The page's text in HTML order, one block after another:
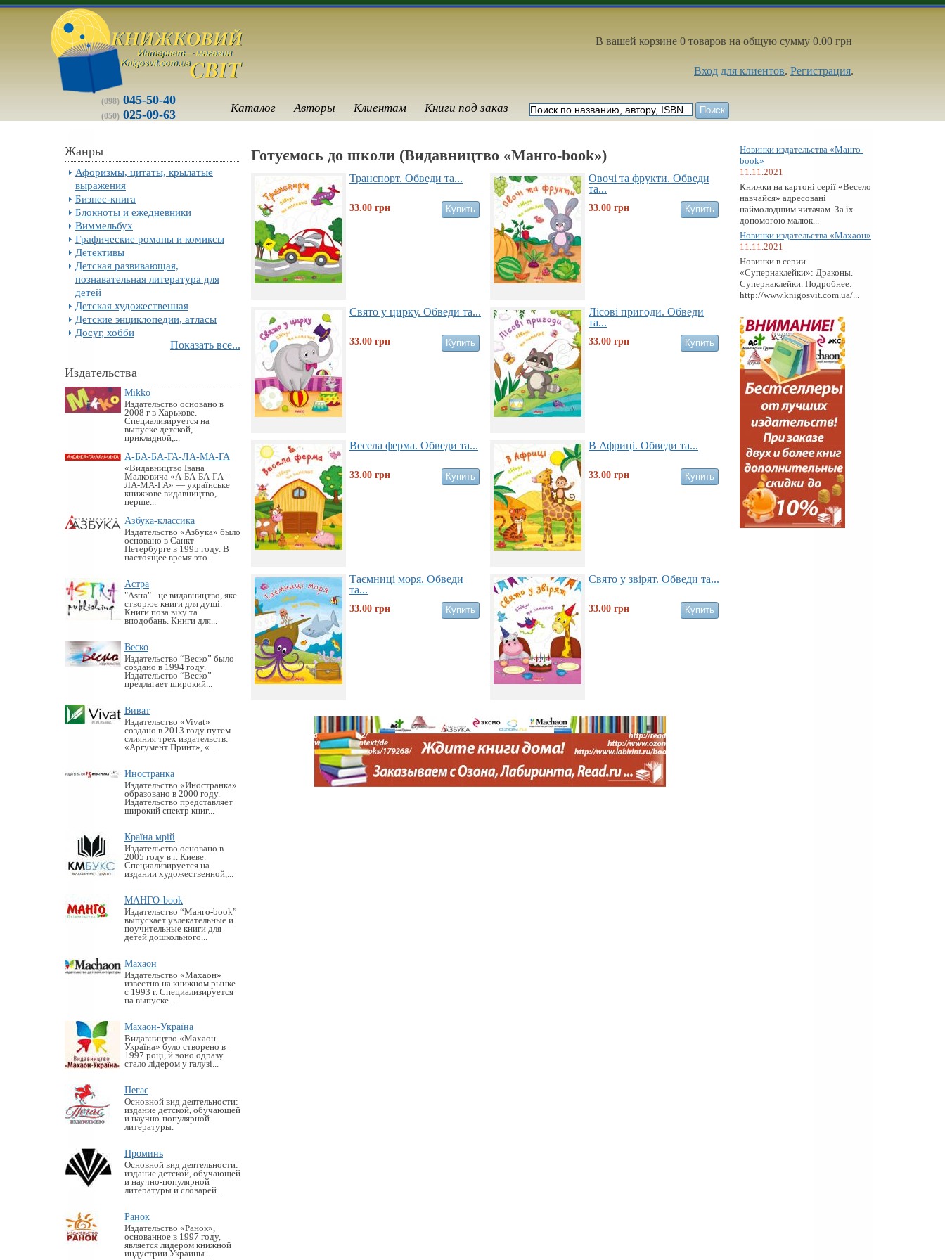
Вход для клиентов. Регистрация.
(098) 045-50-40
(050) 025-09-63
В вашей корзине 0 товаров на общую сумму 0.00 грн
Каталог Авторы Клиентам Книги под заказ
Жанры
Афоризмы, цитаты, крылатые
выражения
Бизнес-книга
Блокноты и ежедневники
Виммельбух
Графические романы и комиксы
Детективы
Детская развивающая,
познавательная литература для
детей
Детская художественная
Детские энциклопедии, атласы
Досуг, хобби
Показать все...
Издательства
Mikko
Издательство основано в
2008 г в Харькове.
Специализируется на
выпуске детской,
прикладной,...
А-БА-БА-ГА-ЛА-МА-ГА
«Видавництво Івана
Малковича «А-БА-БА-ГА-
ЛА-МА-ГА» — українське
книжкове видавництво,
перше...
Азбука-классика
Издательство «Азбука» было
основано в Санкт-
Петербурге в 1995 году. В
настоящее время это...
Астра
"Astra" - це видавництво, яке
створює книги для душі.
Книги поза віку та
вподобань. Книги для...
Веско
Издательство “Веско” было
создано в 1994 году.
Издательство “Веско”
предлагает широкий...
Виват
Издательство «Vivat»
создано в 2013 году путем
слияния трех издательств:
«Аргумент Принт», «...
Иностранка
Издательство «Иностранка»
образовано в 2000 году.
Издательство представляет
широкий спектр книг...
Країна мрій
Издательство основано в
2005 году в г. Киеве.
Специализируется на
издании художественной,...
МАНГО-book
Издательство “Манго-book”
выпускает увлекательные и
поучительные книги для
детей дошкольного...
Махаон
Издательство «Махаон»
известно на книжном рынке
с 1993 г. Специализируется
на выпуске...
Махаон-Україна
Видавництво «Махаон-
Україна» було створено в
1997 році, й воно одразу
стало лідером у галузі...
Пегас
Основной вид деятельности:
издание детской, обучающей
и научно-популярной
литературы.
Проминь
Основной вид деятельности:
издание детской, обучающей
и научно-популярной
литературы и словарей...
Ранок
Издательство «Ранок»,
основанное в 1997 году,
является лидером книжной
индустрии Украины....
Новинки издательства «Манго-
book»
11.11.2021
Книжки на картоні серії «Весело
навчайся» адресовані
наймолодшим читачам. За їх
допомогою малюк...
Новинки издательства «Махаон»
11.11.2021
Новинки в серии
«Супернаклейки»: Драконы.
Супернаклейки. Подробнее:
http://www.knigosvit.com.ua/...
Готуємось до школи (Видавництво «Манго-book»)
Транспорт. Обведи та...
33.00 грн
Овочі та фрукти. Обведи
та...
33.00 грн
Свято у цирку. Обведи та...
33.00 грн
Лісові пригоди. Обведи
та...
33.00 грн
Весела ферма. Обведи та...
33.00 грн
В Африці. Обведи та...
33.00 грн
Таємниці моря. Обведи
та...
33.00 грн
Свято у звірят. Обведи та...
33.00 грн